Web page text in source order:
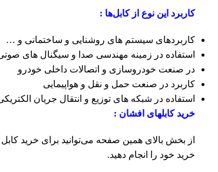
کاربرد این نوع از کابل‌ها :
کاربردهای سیستم های روشنایی و ساختمانی و …
استفاده در زمینه مهندسی صدا و سیگنال های
در صنعت خودروسازی و اتصالات داخلی خودرو
کاربرد در صنعت حمل و نقل و هواپیمایی
استفاده در شبکه های توزیع و انتقال جریان
خرید کابلهای افشان :
از بخش بالای همین صفحه می‌توانید برای خرید
خرید خود را انجام دهید.